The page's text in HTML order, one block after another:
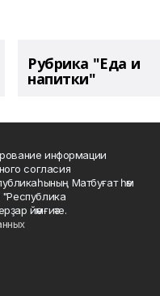
Рубрика "Еда и
напитки"
информации
согласия
Матбуғат һәм
"Республика
йәмғиәте.